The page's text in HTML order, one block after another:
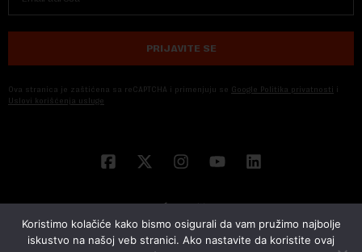
PRIJAVITE SE
Ova stranica je zaštićena sa reCAPTCHA i primenjuju se Google Politika privatnosti i
Uslovi korišćenja usluge
Koristimo kolačiće kako bismo osigurali da vam pružimo najbolje
iskustvo na našoj veb stranici. Ako nastavite da koristite ovaj